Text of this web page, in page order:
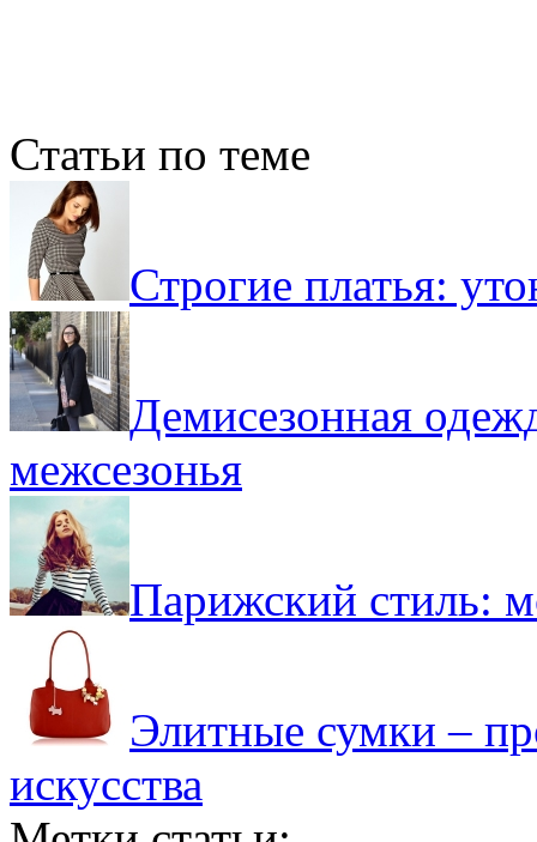
Статьи по теме
Строгие платья:
Демисезонная
межсезонья
Парижский стиль:
Элитные сумки –
искусства